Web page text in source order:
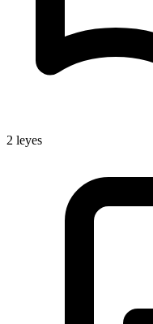
2 leyes